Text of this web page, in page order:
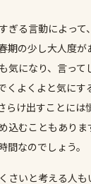
ぎる言動によって
期の少し大人度が
気になり、言って
くよくよと気にす
らけ出すことには
込むこともありま
なのでしょう。
さいと考える人